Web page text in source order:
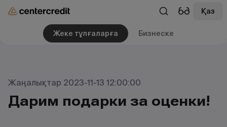
Қаз
Жеке тұлғаларға Бизнеске
Жаңалықтар 2023-11-13 12:00:00
Дарим подарки за оценки!